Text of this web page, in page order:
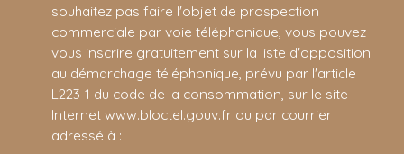
souhaitez pas faire l'objet de prospection
commerciale par voie téléphonique, vous pouvez
vous inscrire gratuitement sur la liste d'opposition
au démarchage téléphonique, prévu par l'article
L223-1 du code de la consommation, sur le site
Internet www.bloctel.gouv.fr ou par courrier
adressé à :